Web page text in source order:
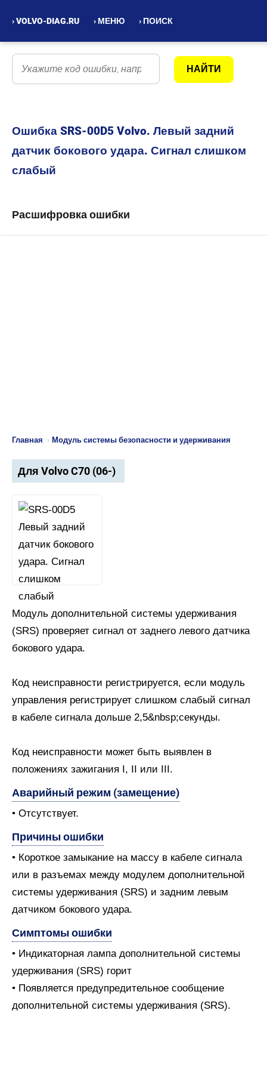
› VOLVO-DIAG.RU › МЕНЮ › ПОИСК
Ошибка SRS-00D5 Volvo. Левый задний
датчик бокового удара. Сигнал слишком
слабый
Расшифровка ошибки
Главная › Модуль системы безопасности и удерживания
Для Volvo C70 (06-)
Модуль дополнительной системы удерживания
(SRS) проверяет сигнал от заднего левого датчика
бокового удара.
Код неисправности регистрируется, если модуль
управления регистрирует слишком слабый сигнал
в кабеле сигнала дольше 2,5&nbsp;секунды.
Код неисправности может быть выявлен в
положениях зажигания I, II или III.
Аварийный режим (замещение)
• Отсутствует.
Причины ошибки
• Короткое замыкание на массу в кабеле сигнала
или в разъемах между модулем дополнительной
системы удерживания (SRS) и задним левым
датчиком бокового удара.
Симптомы ошибки
• Индикаторная лампа дополнительной системы
удерживания (SRS) горит
• Появляется предупредительное сообщение
дополнительной системы удерживания (SRS).